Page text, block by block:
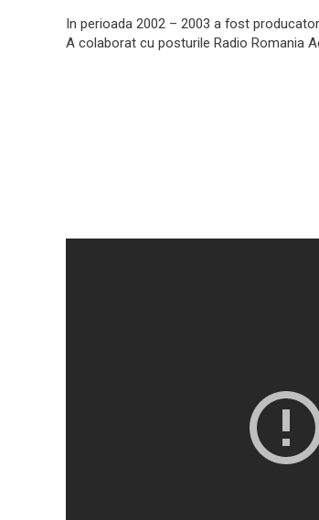
In perioada 2002 – 2003 a fost
A colaborat cu posturile Radio Romania